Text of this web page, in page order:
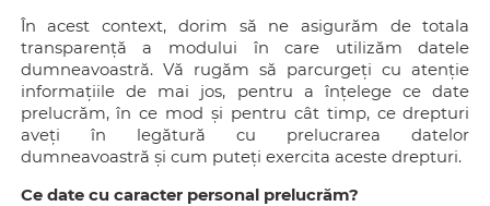
În acest context, dorim să ne asigurăm de totala
transparență a modului în care utilizăm datele
dumneavoastră. Vă rugăm să parcurgeți cu atenție
informațiile de mai jos, pentru a înțelege ce date
prelucrăm, în ce mod și pentru cât timp, ce drepturi
aveți în legătură cu prelucrarea datelor
dumneavoastră și cum puteți exercita aceste drepturi.
Ce date cu caracter personal prelucrăm?